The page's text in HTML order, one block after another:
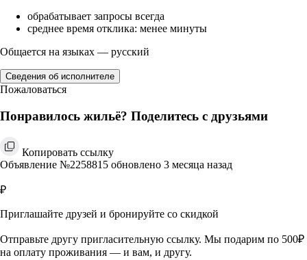
обрабатывает запросы всегда
среднее время отклика: менее минуты
Общается на языках — русский
Сведения об исполнителе
Пожаловаться
Понравилось жильё? Поделитесь с друзьями
Копировать ссылку
Объявление №2258815 обновлено 3 месяца назад
₽
Приглашайте друзей и бронируйте со скидкой
Отправьте другу пригласительную ссылку. Мы подарим по 500₽
на оплату проживания — и вам, и другу.